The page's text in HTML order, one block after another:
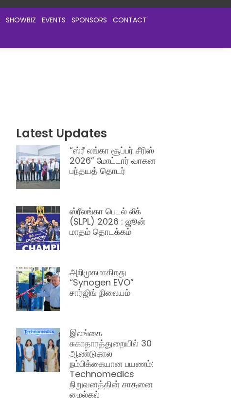
SHOWBIZ EVENTS SPONSORS CONTACT
Latest Updates
“ஸ்ரீ லங்கா சூப்பர் சீரிஸ்
2026” மோட்டார் வாகன
பந்தயத் தொடர்
ஸ்ரீலங்கா பெடல் லீக்
(SLPL) 2026 : ஜூன்
மாதம் தொடக்கம்
அறிமுகமாகிறது
“Synogen EVO”
சார்ஜிங் நிலையம்
இலங்கை
சுகாதாரத்துறையில் 30
ஆண்டுகால
நம்பிக்கையான பயணம்:
Technomedics
நிறுவனத்தின் சாதனை
மைல்கல்